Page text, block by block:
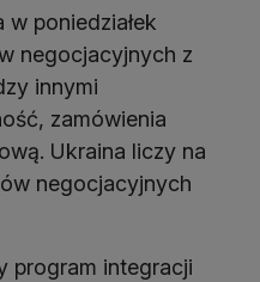
w poniedziałek
negocjacyjnych z
innymi
zamówienia
Ukraina liczy na
negocjacyjnych
program integracji